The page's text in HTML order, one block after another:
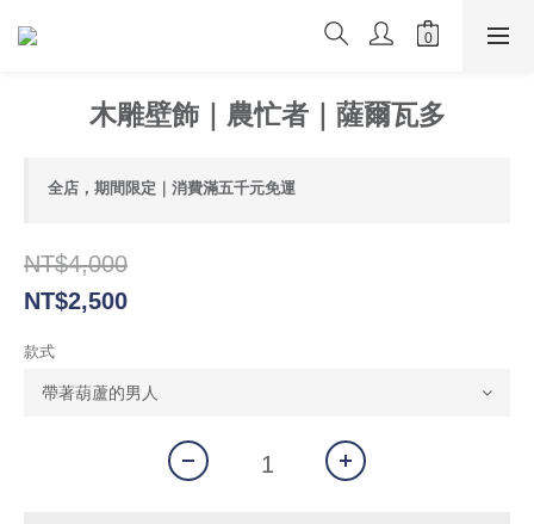
木雕壁飾｜農忙者｜薩爾瓦多
全店，期間限定｜消費滿五千元免運
NT$4,000
NT$2,500
款式